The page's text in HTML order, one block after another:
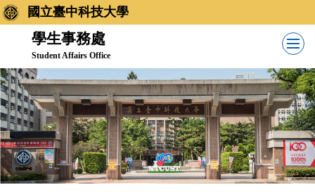
跳
到
內
容
區
國立臺中科技大學
學生事務處
Student Affairs Office